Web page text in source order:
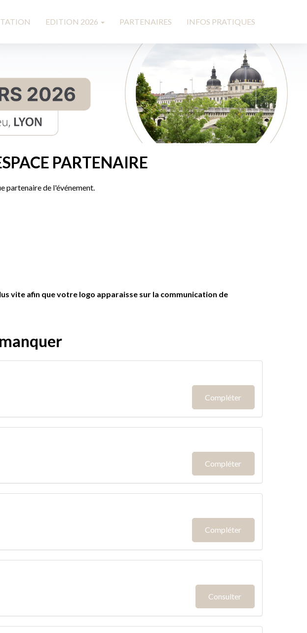
EDITION 2026 PARTENAIRES INFOS PRATIQUES
PARTENAIRE
partenaire de l'événement.
vite afin que votre logo apparaisse sur la communication de
Compléter
Compléter
Compléter
Consulter